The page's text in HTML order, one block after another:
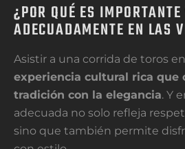
¿POR QUÉ ES
ADECUADAMENTE EN LAS
Asistir a una corrida de toros
experiencia cultural rica que
tradición con la elegancia. Y
adecuada no solo refleja
sino que también permite